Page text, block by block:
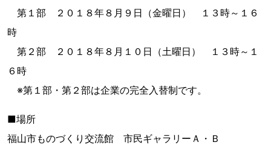
第１部 ２０１８年８月９日（金曜日） １３時～１６
時
第２部 ２０１８年８月１０日（土曜日） １３時～１
６時
※第１部・第２部は企業の完全入替制です。
■場所
福山市ものづくり交流館 市民ギャラリーＡ・Ｂ